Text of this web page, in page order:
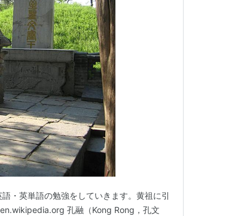
・英単語の勉強をしていきます。黄祖に引
孔融（Kong Rong，孔文